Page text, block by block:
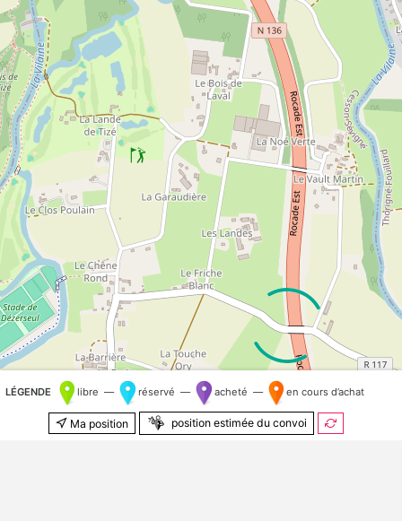
LÉGENDE libre — réservé — acheté — en cours d’achat
Ma position position estimée du convoi